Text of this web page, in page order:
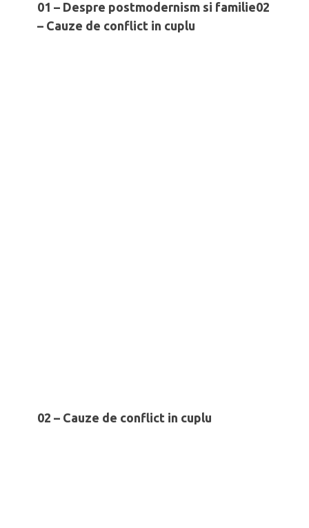
01 – Despre postmodernism si familie02
– Cauze de conflict in cuplu
02 – Cauze de conflict in cuplu